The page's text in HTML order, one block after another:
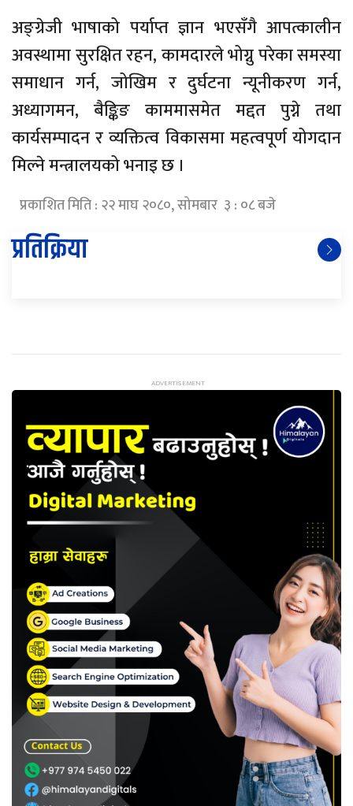
अङ्ग्रेजी भाषाको पर्याप्त ज्ञान भएसँगै आपत्कालीन
अवस्थामा सुरक्षित रहन, कामदारले भोग्नु परेका समस्या
समाधान गर्न, जोखिम र दुर्घटना न्यूनीकरण गर्न,
अध्यागमन, बैङ्किङ काममासमेत मद्दत पुग्ने तथा
कार्यसम्पादन र व्यक्तित्व विकासमा महत्वपूर्ण योगदान
मिल्ने मन्त्रालयको भनाइ छ ।
प्रकाशित मिति : २२ माघ २०८०, सोमबार ३ : ०८ बजे
प्रतिक्रिया